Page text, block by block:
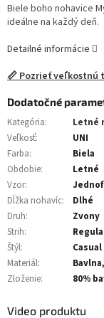
Biele boho nohavice
ideálne na každý deň.
Detailné informácie
📏 Pozrieť veľkostnú
Dodatočné
Kategória:
Letné
Veľkosť:
UNI
Farba:
Biela
Obdobie:
Letné
Vzor:
Dĺžka nohavíc:
Dlhé
Druh:
Zvony
Strih:
Štýl:
Casual
Materiál:
Zloženie: 80%
Video produktu